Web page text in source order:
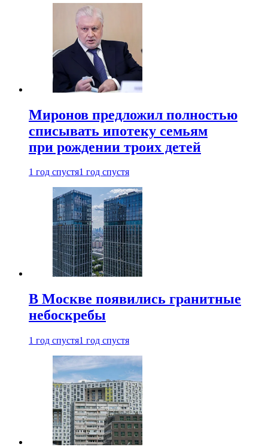
Миронов предложил полностью
списывать ипотеку семьям
при рождении троих детей
1 год спустя1 год спустя
В Москве появились гранитные
небоскребы
1 год спустя1 год спустя